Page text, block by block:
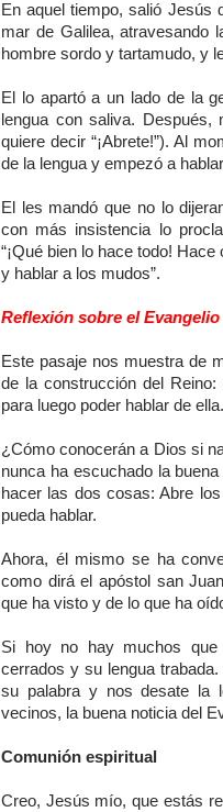
En aquel tiempo, salió Jesús
mar de Galilea, atravesando
hombre sordo y tartamudo, y
El lo apartó a un lado de la
lengua con saliva. Después,
quiere decir “¡Abrete!”). Al
de la lengua y empezó a
El les mandó que no lo
con más insistencia lo
“¡Qué bien lo hace todo!
y hablar a los mudos”.
Reflexión sobre el Evangelio
Este pasaje nos muestra de
de la construcción del
para luego poder hablar de ella.
¿Cómo conocerán a Dios si
nunca ha escuchado la
hacer las dos cosas: Abre
pueda hablar.
Ahora, él mismo se ha
como dirá el apóstol san
que ha visto y de lo que ha
Si hoy no hay muchos
cerrados y su lengua
su palabra y nos desate la
vecinos, la buena noticia del
Comunión espiritual
Creo, Jesús mío, que estás